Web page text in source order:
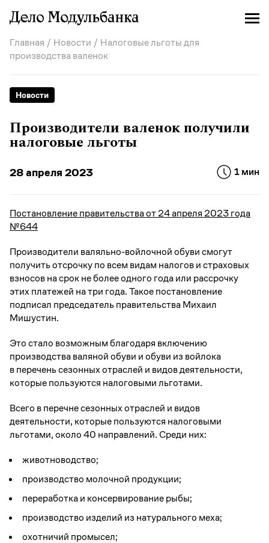
Главная / Новости / Налоговые льготы для
производства валенок
Новости
Производители валенок получили
налоговые льготы
28 апреля 2023 1 мин
Постановление правительства от 24 апреля 2023 года
№644
Производители валяльно-войлочной обуви смогут
получить отсрочку по всем видам налогов и страховых
взносов на срок не более одного года или рассрочку
этих платежей на три года. Такое постановление
подписал председатель правительства Михаил
Мишустин.
Это стало возможным благодаря включению
производства валяной обуви и обуви из войлока
в перечень сезонных отраслей и видов деятельности,
которые пользуются налоговыми льготами.
Всего в перечне сезонных отраслей и видов
деятельности, которые пользуются налоговыми
льготами, около 40 направлений. Среди них:
животноводство;
производство молочной продукции;
переработка и консервирование рыбы;
производство изделий из натурального меха;
охотничий промысел;